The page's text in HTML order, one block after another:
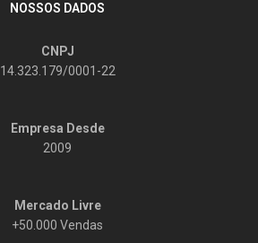
NOSSOS DADOS
CNPJ
14.323.179/0001-22
Empresa Desde
2009
Mercado Livre
+50.000 Vendas